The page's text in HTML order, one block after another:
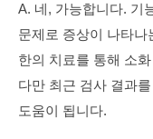
A. 네, 가능합니다. 기
문제로 증상이 나타나
한의 치료를 통해 소
다만 최근 검사 결과
도움이 됩니다.